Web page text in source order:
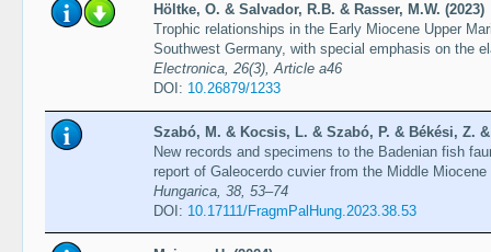
Höltke, O. & Salvador, R.B. & Rasser, M.W. (2023)
Trophic relationships in the Early Miocene Upper
Southwest Germany, with special emphasis on the
Electronica, 26(3), Article a46
DOI: 10.26879/1233
Szabó, M. & Kocsis, L. & Szabó, P. & Békési, Z. &
New records and specimens to the Badenian fish
report of Galeocerdo cuvier from the Middle
Hungarica, 38, 53–74
DOI: 10.17111/FragmPalHung.2023.38.53